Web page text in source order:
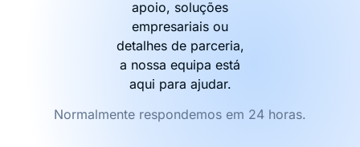
apoio, soluções
empresariais ou
detalhes de parceria,
a nossa equipa está
aqui para ajudar.
Normalmente respondemos em 24 horas.